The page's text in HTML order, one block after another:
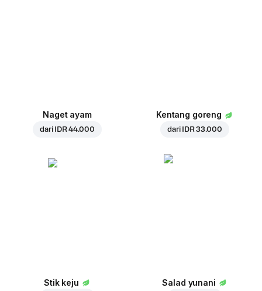
Naget ayam
dari IDR 44.000
Kentang goreng
dari IDR 33.000
Stik keju Salad yunani